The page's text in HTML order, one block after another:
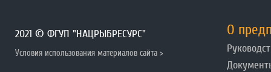
2021 © ФГУП "НАЦРЫБРЕСУРС"
Условия использования материалов сайта >
О